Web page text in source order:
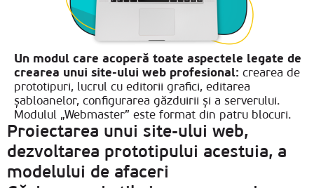
Un modul care acoperă toate aspectele legate de
crearea unui site-ului web profesional: crearea de
prototipuri, lucrul cu editorii grafici, editarea
șabloanelor, configurarea găzduirii și a serverului.
Modulul „Webmaster” este format din patru blocuri.
Proiectarea unui site-ului web,
dezvoltarea prototipului acestuia, a
modelului de afaceri